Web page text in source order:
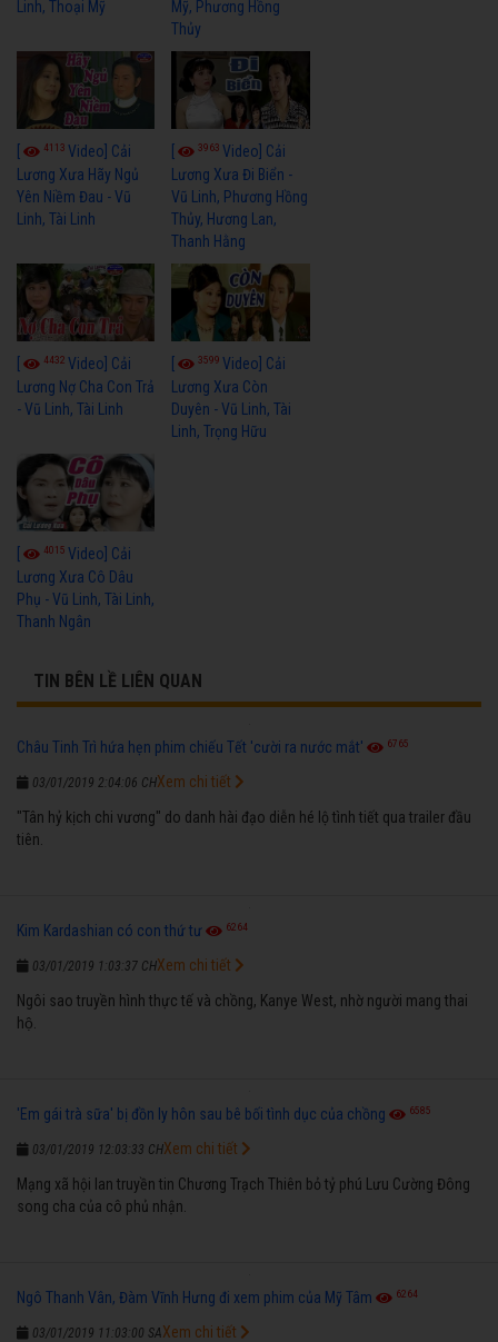
Linh, Thoại Mỹ
Mỹ, Phương Hồng
Thủy
4113 Video] Cải
Lương Xưa Hãy Ngủ
Yên Niềm Đau - Vũ
Linh, Tài Linh
3963Video] Cải
Lương Xưa Đi Biển -
Vũ Linh, Phương Hồng
Thủy, Hương Lan,
Thanh Hằng
4432 Video] Cải
Lương Nợ Cha Con Trả
- Vũ Linh, Tài Linh
3599Video] Cải
Lương Xưa Còn
Duyên - Vũ Linh, Tài
Linh, Trọng Hữu
[ 4015 Video] Cải
Lương Xưa Cô Dâu
Phụ - Vũ Linh, Tài Linh,
Thanh Ngân
TIN BÊN LỀ LIÊN QUAN
Châu Tinh Trì hứa hẹn phim chiếu Tết 'cười ra nước mắt' 6765
03/01/2019 2:04:06 CH
"Tân hỷ kịch chi vương" do danh hài đạo diễn hé lộ tình tiết qua trailer đầu
tiên.
Xem chi tiết
Kim Kardashian có con thứ tư 6264
03/01/2019 1:03:37 CH
Ngôi sao truyền hình thực tế và chồng, Kanye West, nhờ người mang thai
hộ.
Xem chi tiết
'Em gái trà sữa' bị đồn ly hôn sau bê bối tình dục của chồng 6585
03/01/2019 12:03:33 CH
Mạng xã hội lan truyền tin Chương Trạch Thiên bỏ tỷ phú Lưu Cường Đông
song cha của cô phủ nhận.
Xem chi tiết
Ngô Thanh Vân, Đàm Vĩnh Hưng đi xem phim của Mỹ Tâm 6264
03/01/2019 11:03:00 SAXem chi tiết